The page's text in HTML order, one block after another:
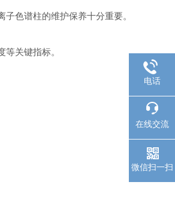
色谱柱的维护保养十分重要。
关键指标。
电话
在线交流
微信扫一扫